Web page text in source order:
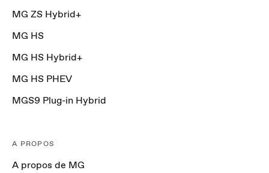
MG ZS Hybrid+
MG HS
MG HS Hybrid+
MG HS PHEV
MGS9 Plug-in Hybrid
A PROPOS
A propos de MG